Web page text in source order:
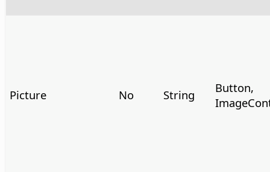
Picture No String
Button,